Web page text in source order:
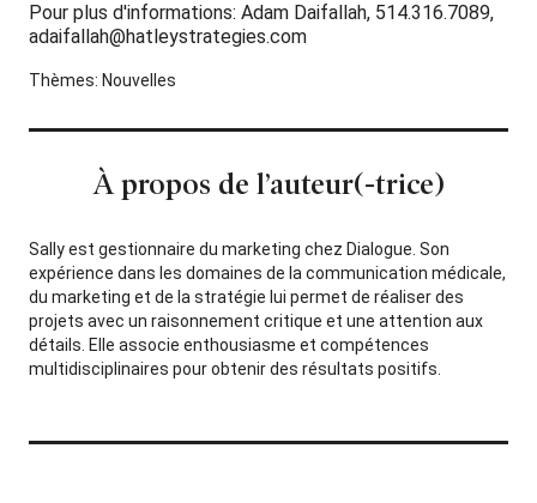
Pour plus d'informations: Adam Daifallah, 514.316.7089,
adaifallah@hatleystrategies.com
Thèmes: Nouvelles
À propos de l’auteur(-trice)
Sally est gestionnaire du marketing chez Dialogue. Son
expérience dans les domaines de la communication médicale,
du marketing et de la stratégie lui permet de réaliser des
projets avec un raisonnement critique et une attention aux
détails. Elle associe enthousiasme et compétences
multidisciplinaires pour obtenir des résultats positifs.